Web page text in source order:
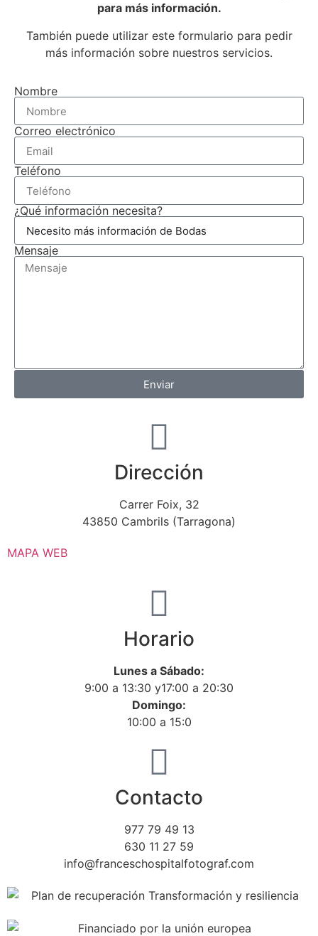
para más información.
También puede utilizar este formulario para pedir
más información sobre nuestros servicios.
Nombre
Correo electrónico
Teléfono
¿Qué información necesita?
Mensaje
Enviar
Dirección
Carrer Foix, 32
43850 Cambrils (Tarragona)
MAPA WEB
Horario
Lunes a Sábado:
9:00 a 13:30 y17:00 a 20:30
Domingo:
10:00 a 15:0
Contacto
977 79 49 13
630 11 27 59
info@franceschospitalfotograf.com